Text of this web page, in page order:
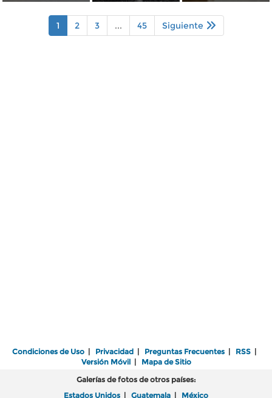
1 2 3 ... 45 Siguiente
Condiciones de Uso | Privacidad | Preguntas Frecuentes | RSS |
Versión Móvil| Mapa de Sitio
Galerías de fotos de otros países:
Estados Unidos | Guatemala | México